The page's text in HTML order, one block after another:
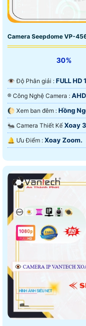
Camera Seepdome VP-
30%
👁 Độ Phân giải : FULL HD
®️ Công Nghệ Camera :
🌔 Xem ban đêm : Hồng
🐜 Camera Thiết Kế Xoay
️🔔 Ưu Điểm : Xoay Zoom.